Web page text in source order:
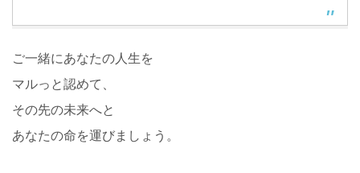
ご一緒にあなたの人生を
マルっと認めて、
その先の未来へと
あなたの命を運びましょう。